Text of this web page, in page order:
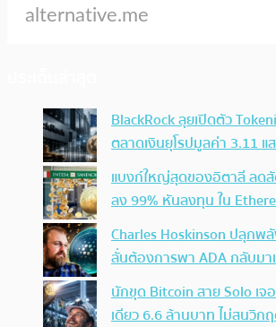
BlackRock ลุยเปิดตัว
ตลาดเงินยุโรปมูลค่า 3.11
แบงก์ใหญ่สุดของอิตาลี ลดสั
ลง 99% หันลงทุน ใน
Charles Hoskinson ปลุกพ
ลั่นต้องการพา ADA กลับมา
นักขุด Bitcoin สาย Solo เ
เดียว 6.6 ล้านบาท ไม่สนวิก